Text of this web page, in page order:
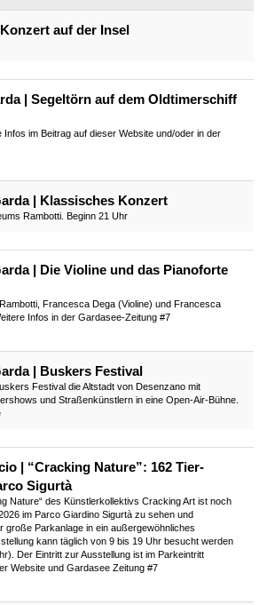
auf der Insel
| Segeltörn auf dem Oldtimerschiff
Infos im Beitrag auf dieser Website und/oder in der
| Klassisches Konzert
Rambotti. Beginn 21 Uhr
| Die Violine und das Pianoforte
Francesca Dega (Violine) und Francesca
Infos in der Gardasee-Zeitung #7
| Buskers Festival
Festival die Altstadt von Desenzano mit
und Straßenkünstlern in eine Open-Air-Bühne.
| “Cracking Nature”: 162 Tier-
Sigurtà
Nature“ des Künstlerkollektivs Cracking Art ist noch
im Parco Giardino Sigurtà zu sehen und
große Parkanlage in ein außergewöhnliches
kann täglich von 9 bis 19 Uhr besucht werden
Der Eintritt zur Ausstellung ist im Parkeintritt
Website und Gardasee Zeitung #7